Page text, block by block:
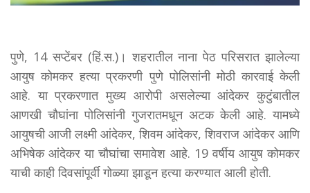
पुणे, 14 सप्टेंबर (हिं.स.)। शहरातील नाना पेठ परिसरात झालेल्या
आयुष कोमकर हत्या प्रकरणी पुणे पोलिसांनी मोठी कारवाई केली
आहे. या प्रकरणात मुख्य आरोपी असलेल्या आंदेकर कुटुंबातील
आणखी चौघांना पोलिसांनी गुजरातमधून अटक केली आहे. यामध्ये
आयुषची आजी लक्ष्मी आंदेकर, शिवम आंदेकर, शिवराज आंदेकर आणि
अभिषेक आंदेकर या चौघांचा समावेश आहे. 19 वर्षीय आयुष कोमकर
याची काही दिवसांपूर्वी गोळ्या झाडून हत्या करण्यात आली होती.